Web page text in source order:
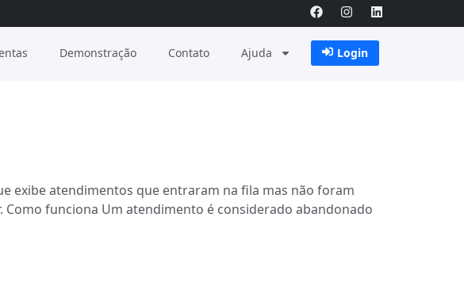
Demonstração Contato Ajuda Login
exibe atendimentos que entraram na fila mas não foram
funciona Um atendimento é considerado abandonado